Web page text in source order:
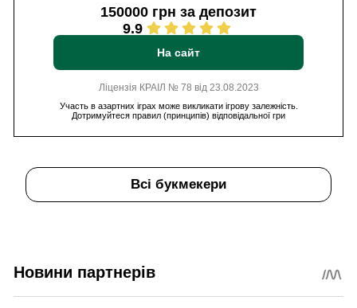
150000 грн за депозит
9.9
На сайт
Ліцензія КРАІЛ № 78 від 23.08.2023
Участь в азартних іграх може викликати ігрову залежність.
Дотримуйтеся правил (принципів) відповідальної гри
Всі букмекери